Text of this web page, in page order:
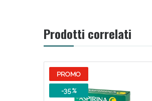
Prodotti correlati
PROMO
-35 %